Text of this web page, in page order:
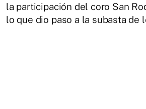
la participación del coro San
lo que dio paso a la subasta de